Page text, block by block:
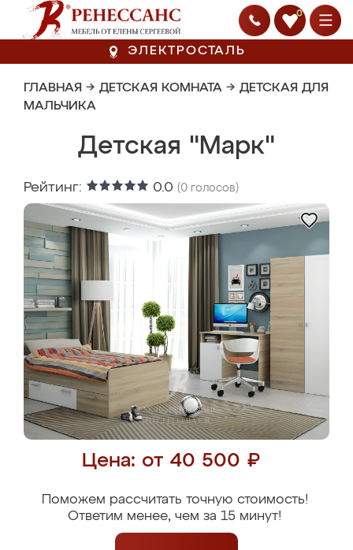
0
ЭЛЕКТРОСТАЛЬ
ГЛАВНАЯ → ДЕТСКАЯ КОМНАТА → ДЕТСКАЯ ДЛЯ
МАЛЬЧИКА
Детская "Марк"
Рейтинг: 0.0 (0 голосов)
Цена: от 40 500 ₽
Поможем рассчитать точную стоимость!
Ответим менее, чем за 15 минут!